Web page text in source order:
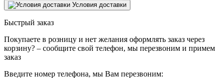
Условия доставки
Быстрый заказ
Покупаете в розницу и нет желания оформлять заказ через
корзину? – сообщите свой телефон, мы перезвоним и примем
заказ
Введите номер телефона, мы Вам перезвоним: